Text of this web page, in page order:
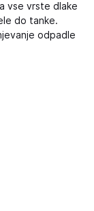
vse vrste dlake
do tanke.
odpadle